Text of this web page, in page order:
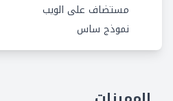
مستضاف على الويب
نموذج ساس